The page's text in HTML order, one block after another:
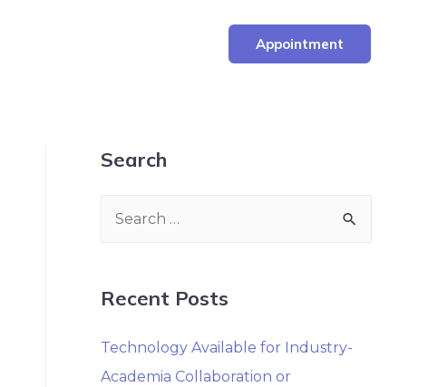
Appointment
Search
Recent Posts
Technology Available for Industry-
Academia Collaboration or